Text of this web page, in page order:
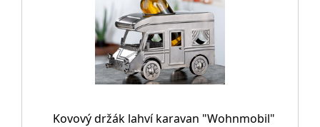
Kovový držák lahví karavan "Wohnmobil"